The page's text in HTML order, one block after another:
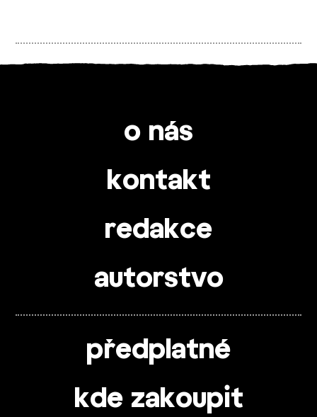
o nás
kontakt
redakce
autorstvo
předplatné
kde zakoupit